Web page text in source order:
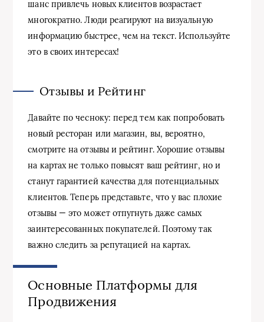
шанс привлечь новых клиентов возрастает
многократно. Люди реагируют на визуальную
информацию быстрее, чем на текст. Используйте
это в своих интересах!
Отзывы и Рейтинг
Давайте по чесноку: перед тем как попробовать
новый ресторан или магазин, вы, вероятно,
смотрите на отзывы и рейтинг. Хорошие отзывы
на картах не только повысят ваш рейтинг, но и
станут гарантией качества для потенциальных
клиентов. Теперь представьте, что у вас плохие
отзывы — это может отпугнуть даже самых
заинтересованных покупателей. Поэтому так
важно следить за репутацией на картах.
Основные Платформы для
Продвижения